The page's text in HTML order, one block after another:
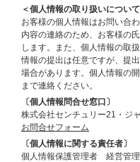
＜個人情報の取り扱いについ
お客様の個人情報はお問い合
内容の連絡のため、お客様の
します。また、個人情報の取
情報の提出は任意ですが、提
場合があります。個人情報の
まで連絡ください。
〔個人情報問合せ窓口〕
株式会社センチュリー21・ジ
お問合せフォーム
〔個人情報に関する責任者〕
個人情報保護管理者 経営管理